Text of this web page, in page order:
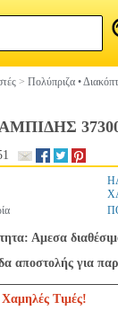
> Πολύπριζα •
Αμεσα
αποστολής για
Τιμές!